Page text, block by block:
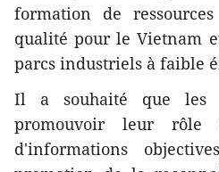
formation de
qualité pour le Vietnam
parcs industriels à faible
Il a souhaité que les
promouvoir leur rôle
d'informations